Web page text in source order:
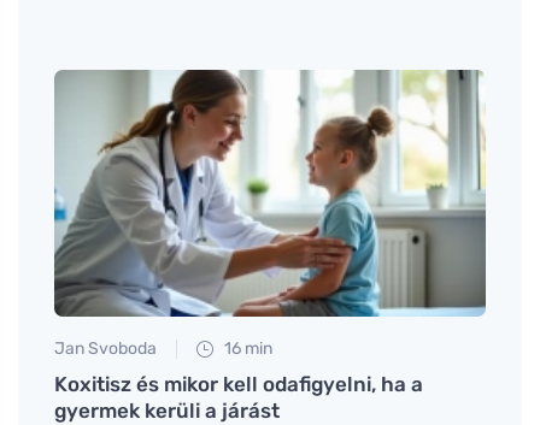
Jan Svoboda 16 min
Koxitisz és mikor kell odafigyelni, ha a
gyermek kerüli a járást